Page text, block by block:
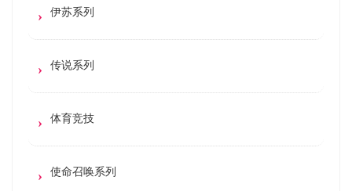
伊苏系列
传说系列
体育竞技
使命召唤系列